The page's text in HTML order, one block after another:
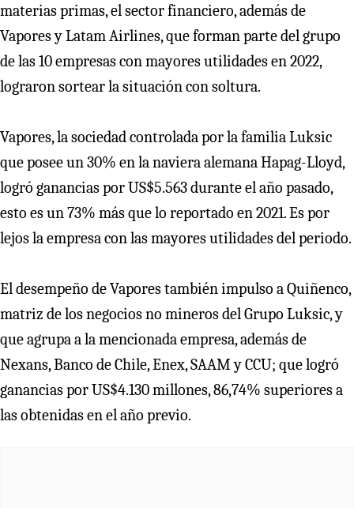
materias primas, el sector financiero, además de
Vapores y Latam Airlines, que forman parte del grupo
de las 10 empresas con mayores utilidades en 2022,
lograron sortear la situación con soltura.
Vapores, la sociedad controlada por la familia Luksic
que posee un 30% en la naviera alemana Hapag-Lloyd,
logró ganancias por US$5.563 durante el año pasado,
esto es un 73% más que lo reportado en 2021. Es por
lejos la empresa con las mayores utilidades del periodo.
El desempeño de Vapores también impulso a Quiñenco,
matriz de los negocios no mineros del Grupo Luksic, y
que agrupa a la mencionada empresa, además de
Nexans, Banco de Chile, Enex, SAAM y CCU; que logró
ganancias por US$4.130 millones, 86,74% superiores a
las obtenidas en el año previo.